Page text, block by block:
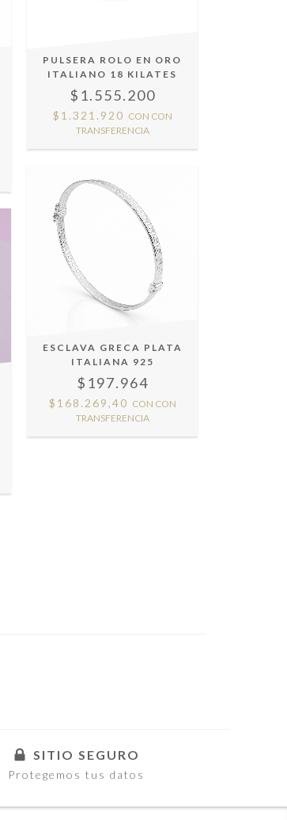
PULSERA ROLO EN ORO
ITALIANO 18 KILATES
$1.555.200
$1.321.920 CON CON
TRANSFERENCIA
ESCLAVA GRECA PLATA
ITALIANA 925
$197.964
$168.269,40 CON CON
TRANSFERENCIA
SITIO SEGURO
Protegemos tus datos